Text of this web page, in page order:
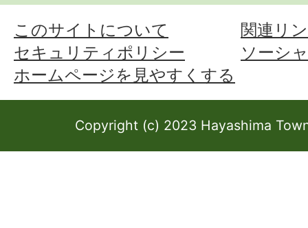
このサイトについて
関連リ
セキュリティポリシー
ソーシ
ホームページを見やすくする
Copyright (c) 2023 Hayashima